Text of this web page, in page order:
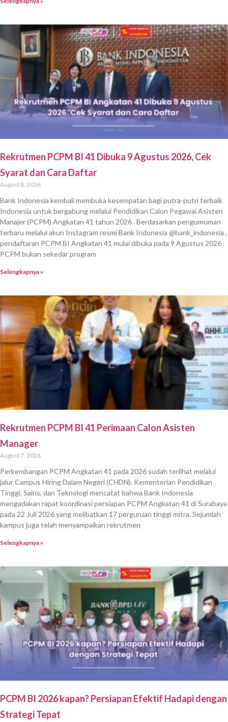
Rekrutmen PCPM BI 41 Dibuka 9 Agustus 2026, Cek
Syarat dan Cara Daftar
August 8, 2026
Bank Indonesia kembali membuka kesempatan bagi putra-putri terbaik
Indonesia untuk bergabung melalui Pendidikan Calon Pegawai Asisten
Manajer (PCPM) Angkatan 41 tahun 2026 . Berdasarkan pengumuman
terbaru melalui akun Instagram resmi Bank Indonesia @bank_indonesia ,
pendaftaran PCPM BI Angkatan 41 mulai dibuka pada 9 Agustus 2026 .
PCPM bukan sekedar program
Selengkapnya »
Rekrutmen PCPM BI 41 Perimaan Calon Asisten
Manager
August 7, 2026
Perkembangan PCPM Angkatan 41 pada 2026 sudah terlihat melalui
jalur Campus Hiring Dalam Negeri (CHDN). Kementerian Pendidikan
Tinggi, Sains, dan Teknologi mencatat bahwa Bank Indonesia
mengadakan rapat koordinasi persiapan PCPM Angkatan 41 di Surabaya
pada 22 Juli 2026 yang melibatkan 17 perguruan tinggi mitra. Sejumlah
kampus juga telah menyampaikan rekrutmen
Selengkapnya »
PCPM BI 2026 kapan? Persiapan Efektif Hadapi dengan
Strategi Tepat